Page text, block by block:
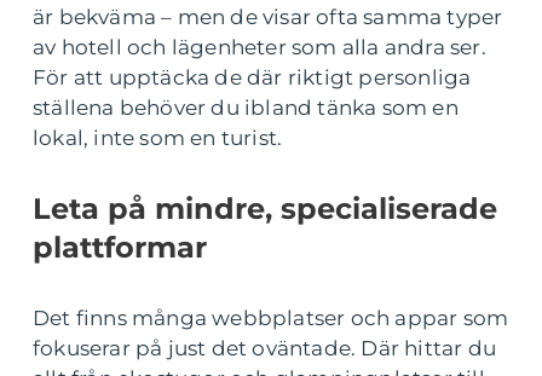
är bekväma – men de visar ofta samma typer
av hotell och lägenheter som alla andra ser.
För att upptäcka de där riktigt personliga
ställena behöver du ibland tänka som en
lokal, inte som en turist.
Leta på mindre, specialiserade
plattformar
Det finns många webbplatser och appar som
fokuserar på just det oväntade. Där hittar du